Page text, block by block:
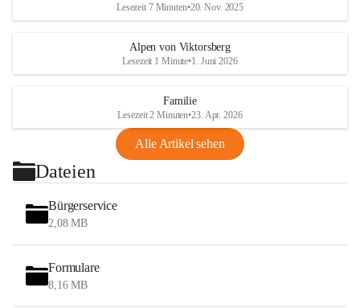
Lesezeit 7 Minuten•20. Nov. 2025
Alpen von Viktorsberg
Lesezeit 1 Minute•1. Juni 2026
Familie
Lesezeit 2 Minuten•23. Apr. 2026
Alle Artikel sehen
Dateien
Bürgerservice
2,08 MB
Formulare
8,16 MB